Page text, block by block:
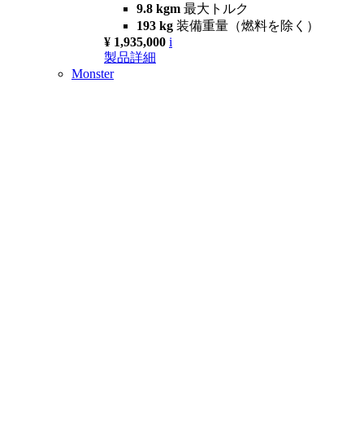
9.8 kgm 最大トルク
193 kg 装備重量（燃料を除く）
¥ 1,935,000 i
製品詳細
Monster